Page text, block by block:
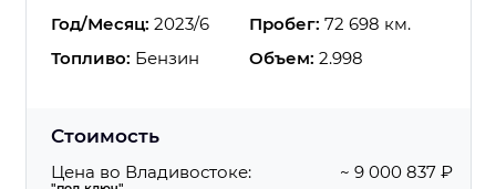
Год/Месяц: 2023/6 Пробег: 72 698 км.
Топливо: Бензин Объем: 2.998
Стоимость
Цена во Владивостоке: ~ 9 000 837 ₽